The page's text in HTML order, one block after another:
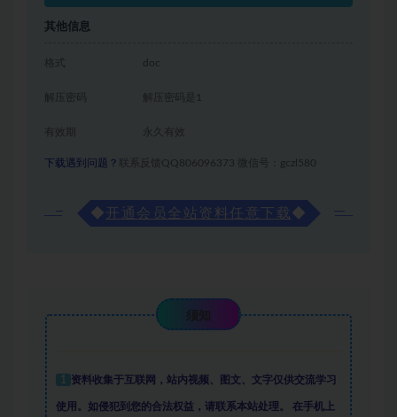
其他信息
格式 doc
解压密码是1
有效期 永久有效
下载遇到问题？ 联系反馈QQ806096373 微信号：gczl580
◆ 开通会员全站资料任意下载◆
须知
1 资料收集于互联网 ， 站内视频、图文、文字仅供交流学习
使用。如侵犯到您的合法权益，请联系本站处理。 在手机上